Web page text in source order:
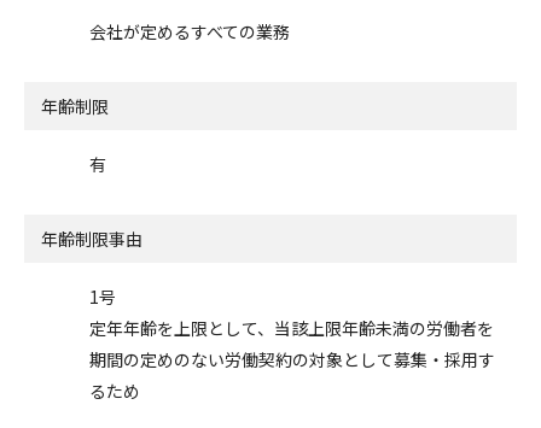
会社が定めるすべての業務
年齢制限
有
年齢制限事由
1号
定年年齢を上限として、当該上限年齢未満の労働者を
期間の定めのない労働契約の対象として募集・採用す
るため